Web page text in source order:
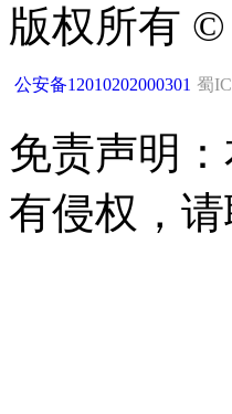
版权所有
公安备12010202000301 蜀
免责声明
有侵权，